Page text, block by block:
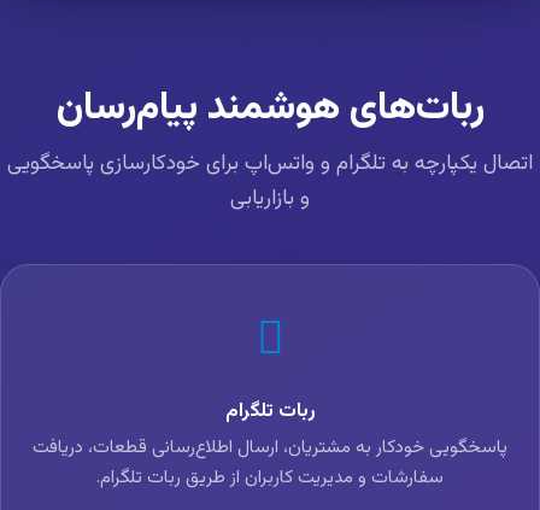
ربات‌های هوشمند پیام‌رسان
یکپارچه به تلگرام و واتس‌اپ برای خودکارسازی پاسخگویی
و بازاریابی
ربات تلگرام
پاسخگویی خودکار به مشتریان، ارسال اطلاع‌رسانی قطعات، دریافت
سفارشات و مدیریت کاربران از طریق ربات تلگرام.